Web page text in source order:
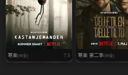
寒栗(06全) 7.5 寒栗 第二季(06全)